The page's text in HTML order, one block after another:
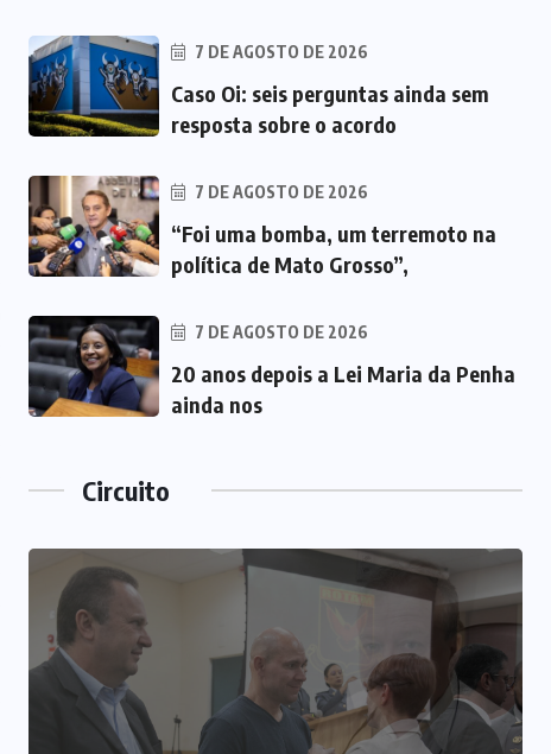
7 DE AGOSTO DE 2026
Caso Oi: seis perguntas ainda sem
resposta sobre o acordo
7 DE AGOSTO DE 2026
“Foi uma bomba, um terremoto na
política de Mato Grosso”,
7 DE AGOSTO DE 2026
20 anos depois a Lei Maria da Penha
ainda nos
Circuito